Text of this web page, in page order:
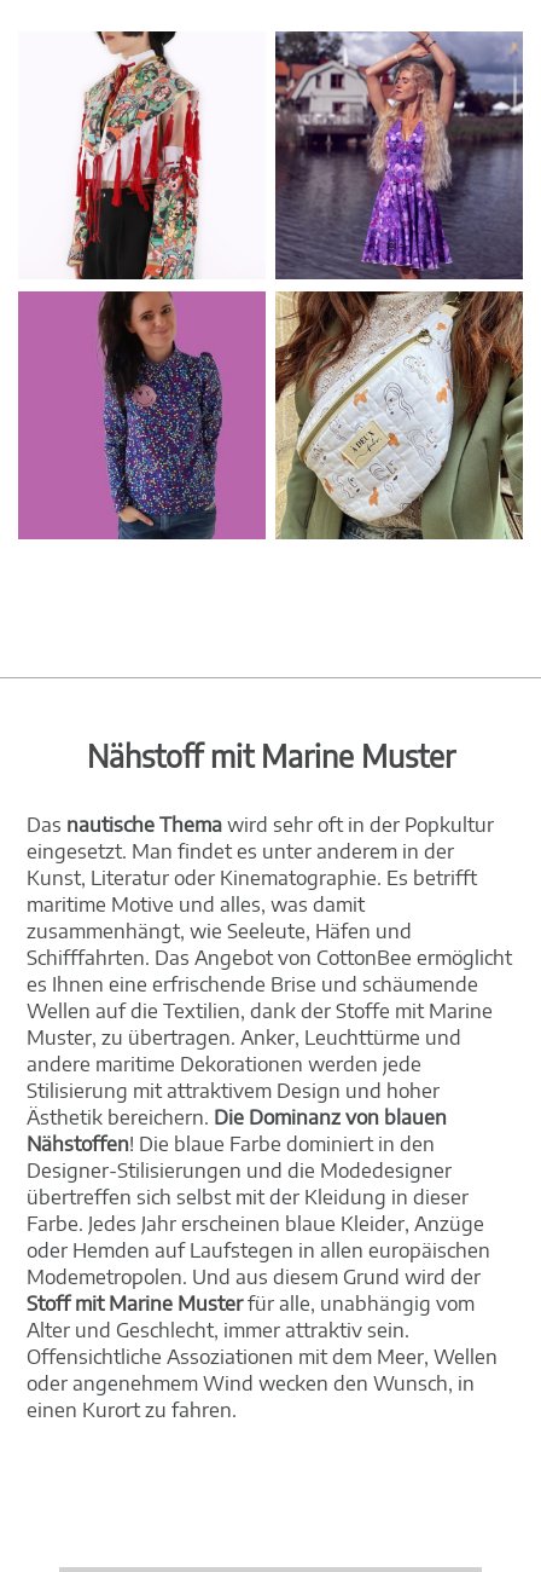
Nähstoff mit Marine Muster
Das nautische Themawird sehr oft in der Popkultur
eingesetzt. Man findet es unter anderem in der
Kunst, Literatur oder Kinematographie. Es betrifft
maritime Motive und alles, was damit
zusammenhängt, wie Seeleute, Häfen und
Schifffahrten. Das Angebot von CottonBee ermöglicht
es Ihnen eine erfrischende Brise und schäumende
Wellen auf die Textilien, dank der Stoffe mit Marine
Muster, zu übertragen. Anker, Leuchttürme und
andere maritime Dekorationen werden jede
Stilisierung mit attraktivem Design und hoher
Ästhetik bereichern. Die Dominanz von blauen
Nähstoffen! Die blaue Farbe dominiert in den
Designer-Stilisierungen und die Modedesigner
übertreffen sich selbst mit der Kleidung in dieser
Farbe. Jedes Jahr erscheinen blaue Kleider, Anzüge
oder Hemden auf Laufstegen in allen europäischen
Modemetropolen. Und aus diesem Grund wird der
Stoff mit Marine Musterfür alle, unabhängig vom
Alter und Geschlecht, immer attraktiv sein.
Offensichtliche Assoziationen mit dem Meer, Wellen
oder angenehmem Wind wecken den Wunsch, in
einen Kurort zu fahren.